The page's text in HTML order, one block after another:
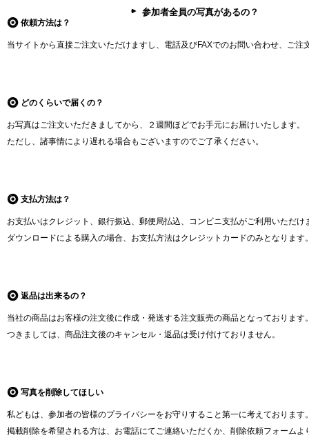
参加者全員の写真があるの？
依頼方法は？
当サイトから直接ご注文いただけますし、電話及びFAXでのお問い合わせ、ご注
どのくらいで届くの？
お写真はご注文いただきましてから、２週間ほどでお手元にお届けいたします。
ただし、諸事情により遅れる場合もございますのでご了承ください。
支払方法は？
お支払いはクレジット、銀行振込、郵便局払込、コンビニ支払がご利用いただけ
ダウンロードによる購入の場合、お支払方法はクレジットカードのみとなります
返品は出来るの？
当社の商品はお客様の注文後に作成・発送する注文販売の商品となっております
つきましては、商品注文後のキャンセル・返品は受け付けておりません。
写真を削除してほしい
私どもは、参加者の皆様のプライバシーをお守りすること第一に考えております
掲載削除を希望される方は、お電話にてご連絡いただくか、削除依頼フォーム